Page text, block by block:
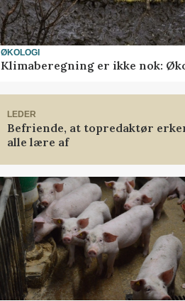
ØKOLOGI
Klimaberegning er ikke nok:
LEDER
Befriende, at topredaktør
alle lære af